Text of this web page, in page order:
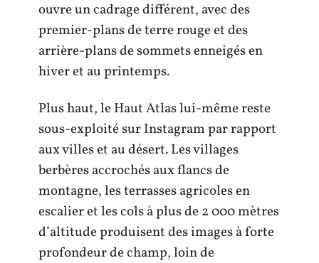
ouvre un cadrage différent, avec des
premier-plans de terre rouge et des
arrière-plans de sommets enneigés en
hiver et au printemps.
Plus haut, le Haut Atlas lui-même reste
sous-exploité sur Instagram par rapport
aux villes et au désert. Les villages
berbères accrochés aux flancs de
montagne, les terrasses agricoles en
escalier et les cols à plus de 2 000 mètres
d’altitude produisent des images à forte
profondeur de champ, loin de